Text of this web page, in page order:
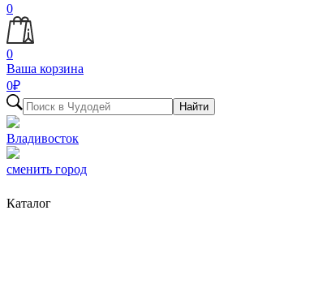
0
0
Ваша корзина
0₽
Найти
Владивосток
сменить город
Каталог